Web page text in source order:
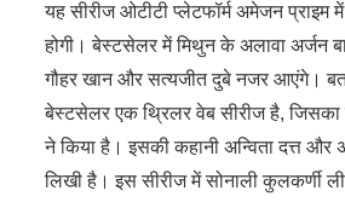
यह सीरीज ओटीटी प्लेटफॉर्म अमेजन प्राइम
होगी। बेस्टसेलर में मिथुन के अलावा अर्जन
गौहर खान और सत्यजीत दुबे नजर आएंगे।
बेस्टसेलर एक थ्रिलर वेब सीरीज है,
ने किया है। इसकी कहानी अन्विता दत्त और
लिखी है। इस सीरीज में सोनाली कुलकर्णी